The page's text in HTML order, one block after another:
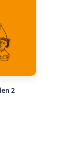
2
0 на основе 0